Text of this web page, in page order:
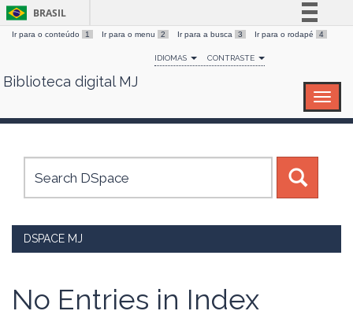
Skip
BRASIL
Simplifique!
Comunica BR
Canais
Ir para o conteúdo 1 Ir para o menu 2 Ir para a busca 3 Ir para o rodapé 4
IDIOMAS CONTRASTE
Biblioteca digital MJ
DSPACE MJ
No Entries in Index